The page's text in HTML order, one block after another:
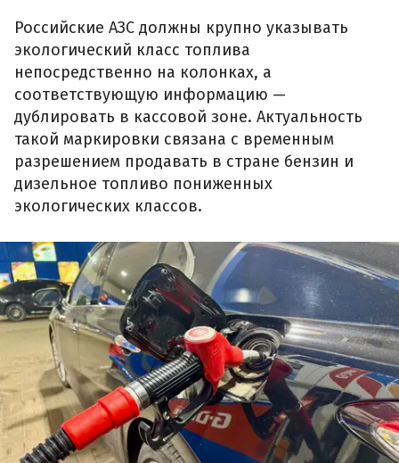
Российские АЗС должны крупно указывать
экологический класс топлива
непосредственно на колонках, а
соответствующую информацию —
дублировать в кассовой зоне. Актуальность
такой маркировки связана с временным
разрешением продавать в стране бензин и
дизельное топливо пониженных
экологических классов.